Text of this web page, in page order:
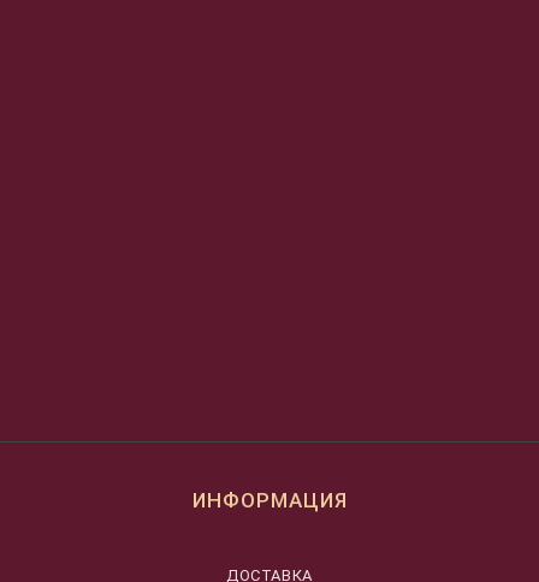
ИНФОРМАЦИЯ
ДОСТАВКА